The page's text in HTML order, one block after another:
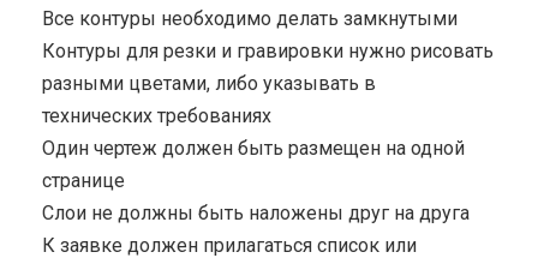
Все контуры необходимо делать замкнутыми
Контуры для резки и гравировки нужно рисовать
разными цветами, либо указывать в
технических требованиях
Один чертеж должен быть размещен на одной
странице
Cлои не должны быть наложены друг на друга
К заявке должен прилагаться список или